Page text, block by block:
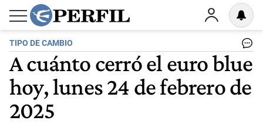
TIPO DE CAMBIO
A cuánto cerró el euro blue
hoy, lunes 24 de febrero de
2025